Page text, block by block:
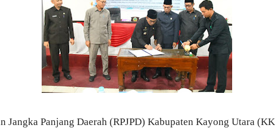
Jangka Panjang Daerah (RPJPD) Kabupaten Kayong Utara